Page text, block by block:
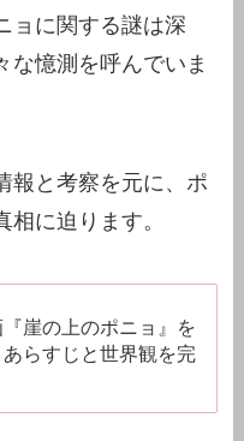
ョに関する謎は深
な憶測を呼んでいま
報と考察を元に、ポ
に迫ります。
崖の上のポニョ』を
らすじと世界観を完